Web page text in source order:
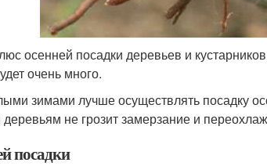
осенней посадки деревьев и
очень много.
зимами лучше осуществлять посадку
не грозит замерзание и
посадки